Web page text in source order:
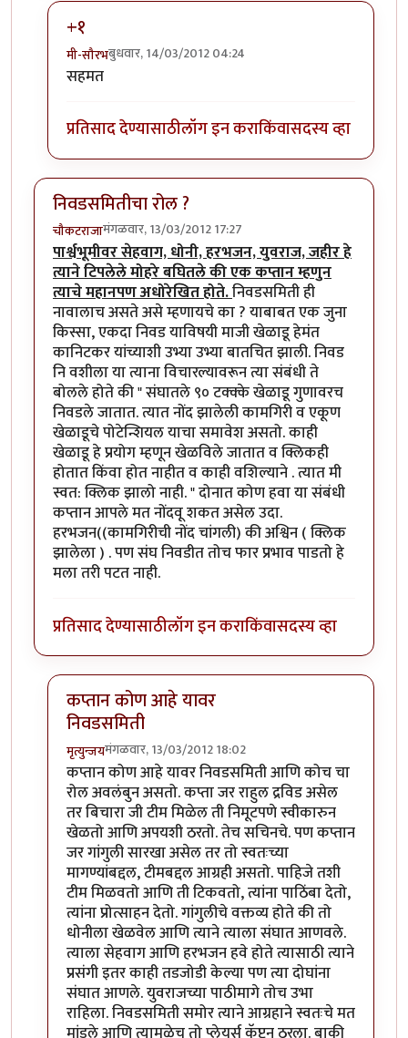
+१
मी-सौरभबुधवार, 14/03/2012 04:24
In reply to
सहमत
प्रतिसाद देण्यासाठीलॉग इन कराकिंवासदस्य व्हा
निवडसमितीचा रोल ?
चौकटराजामंगळवार, 13/03/2012 17:27
पार्श्वभूमीवर सेहवाग, धोनी, हरभजन, युवराज, जहीर हे
त्याने टिपलेले मोहरे बघितले की एक कप्तान म्हणुन
त्याचे महानपण अधोरेखित होते.निवडसमिती ही
नावालाच असते असे म्हणायचे का ? याबाबत एक जुना
किस्सा, एकदा निवड याविषयी माजी खेळाडू हेमंत
कानिटकर यांच्याशी उभ्या उभ्या बातचित झाली. निवड
नि वशीला या त्याना विचारल्यावरून त्या संबंधी ते
बोलले होते की " संघातले ९० टक्क्के खेळाडू गुणावरच
निवडले जातात. त्यात नोंद झालेली कामगिरी व एकूण
खेळाडूचे पोटेन्शियल याचा समावेश असतो. काही
खेळाडू हे प्रयोग म्हणून खेळविले जातात व क्लिकही
होतात किंवा होत नाहीत व काही वशिल्याने . त्यात मी
स्वत: क्लिक झालो नाही. " दोनात कोण हवा या संबंधी
कप्तान आपले मत नोंदवू शकत असेल उदा.
हरभजन((कामगिरीची नोंद चांगली) की अश्विन ( क्लिक
झालेला ) . पण संघ निवडीत तोच फार प्रभाव पाडतो हे
मला तरी पटत नाही.
प्रतिसाद देण्यासाठीलॉग इन कराकिंवासदस्य व्हा
कप्तान कोण आहे यावर
निवडसमिती
मृत्युन्जयमंगळवार, 13/03/2012 18:02
In reply toनिवडसमितीचा रोल ?byचौकटराजा
कप्तान कोण आहे यावर निवडसमिती आणि कोच चा
रोल अवलंबुन असतो. कप्ता जर राहुल द्रविड असेल
तर बिचारा जी टीम मिळेल ती निमूटपणे स्वीकारुन
खेळतो आणि अपयशी ठरतो. तेच सचिनचे. पण कप्तान
जर गांगुली सारखा असेल तर तो स्वतःच्या
मागण्यांबद्दल, टीमबद्दल आग्रही असतो. पाहिजे तशी
टीम मिळवतो आणि ती टिकवतो, त्यांना पाठिंबा देतो,
त्यांना प्रोत्साहन देतो. गांगुलीचे वक्तव्य होते की तो
धोनीला खेळवेल आणि त्याने त्याला संघात आणवले.
त्याला सेहवाग आणि हरभजन हवे होते त्यासाठी त्याने
प्रसंगी इतर काही तडजोडी केल्या पण त्या दोघांना
संघात आणले. युवराजच्या पाठीमागे तोच उभा
राहिला. निवडसमिती समोर त्याने आग्रहाने स्वतःचे मत